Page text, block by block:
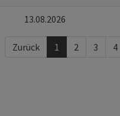
13.08.2026
Zurück 1 2 3 4